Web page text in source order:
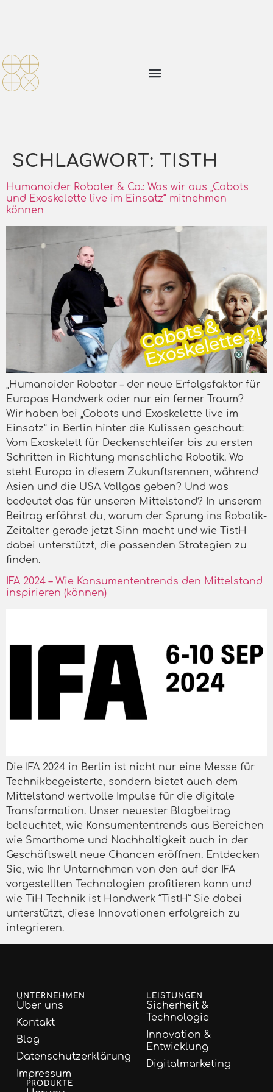
SCHLAGWORT: TISTH
Humanoider Roboter & Co.: Was wir aus „Cobots
und Exoskelette live im Einsatz“ mitnehmen
können
„Humanoider Roboter – der neue Erfolgsfaktor für
Europas Handwerk oder nur ein ferner Traum?
Wir haben bei „Cobots und Exoskelette live im
Einsatz“ in Berlin hinter die Kulissen geschaut:
Vom Exoskelett für Deckenschleifer bis zu ersten
Schritten in Richtung menschliche Robotik. Wo
steht Europa in diesem Zukunftsrennen, während
Asien und die USA Vollgas geben? Und was
bedeutet das für unseren Mittelstand? In unserem
Beitrag erfährst du, warum der Sprung ins Robotik-
Zeitalter gerade jetzt Sinn macht und wie TistH
dabei unterstützt, die passenden Strategien zu
finden.
IFA 2024 – Wie Konsumententrends den Mittelstand
inspirieren (können)
Die IFA 2024 in Berlin ist nicht nur eine Messe für
Technikbegeisterte, sondern bietet auch dem
Mittelstand wertvolle Impulse für die digitale
Transformation. Unser neuester Blogbeitrag
beleuchtet, wie Konsumententrends aus Bereichen
wie Smarthome und Nachhaltigkeit auch in der
Geschäftswelt neue Chancen eröffnen. Entdecken
Sie, wie Ihr Unternehmen von den auf der IFA
vorgestellten Technologien profitieren kann und
wie TiH Technik ist Handwerk “TistH” Sie dabei
unterstützt, diese Innovationen erfolgreich zu
integrieren.
UNTERNEHMEN
Über uns
Kontakt
Blog
Datenschutzerklärung
Impressum
LEISTUNGEN
Sicherheit &
Technologie
Innovation &
Entwicklung
Digitalmarketing
PRODUKTE